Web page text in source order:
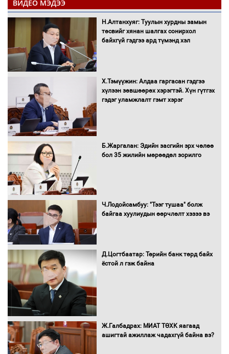
УИХ-ын дарга С.Бямбацогт Сутай
хайрхны тэнгэрийг тахих тахилгад
оролцлоо
С.Амарсайхан: Иргэдийг хохироосон
ААН-ийн нуугтмал хөрөнгийг
битүүмжлэнэ
Н.Номтойбаяр: Аймгуудад тулгамдаж
буй асуудлуудыг Засгийн газрын
С.Бямбацогт Зүүн Азийн
эрэгтэйчүүдийн волейболын тэмцээнд
Санхүүгийн хэмнэлтийн горимд эрүүл
ВИДЕО МЭДЭЭ
Н.Алтанхуяг: Туулын хурдны замын
төсвийг хянан шалгах сонирхол
байхгүй гэдгээ ард түмэнд хэл
Х.Тэмүүжин: Алдаа гаргасан гэдгээ
хүлээн зөвшөөрөх хэрэгтэй. Хүн гүтгэх
гэдэг уламжлалт гэмт хэрэг
Б.Жаргалан: Эдийн засгийн эрх чөлөө
бол 35 жилийн мөрөөдөл зорилго
Ч.Лодойсамбуу: "Тээг тушаа" болж
байгаа хуулиудын өөрчлөлт хэзээ вэ
Д.Цогтбаатар: Төрийн банк төрд байх
ёстой л гэж байна
Ж.Галбадрах: МИАТ ТӨХК яагаад
ашигтай ажиллаж чадахгүй байна вэ?